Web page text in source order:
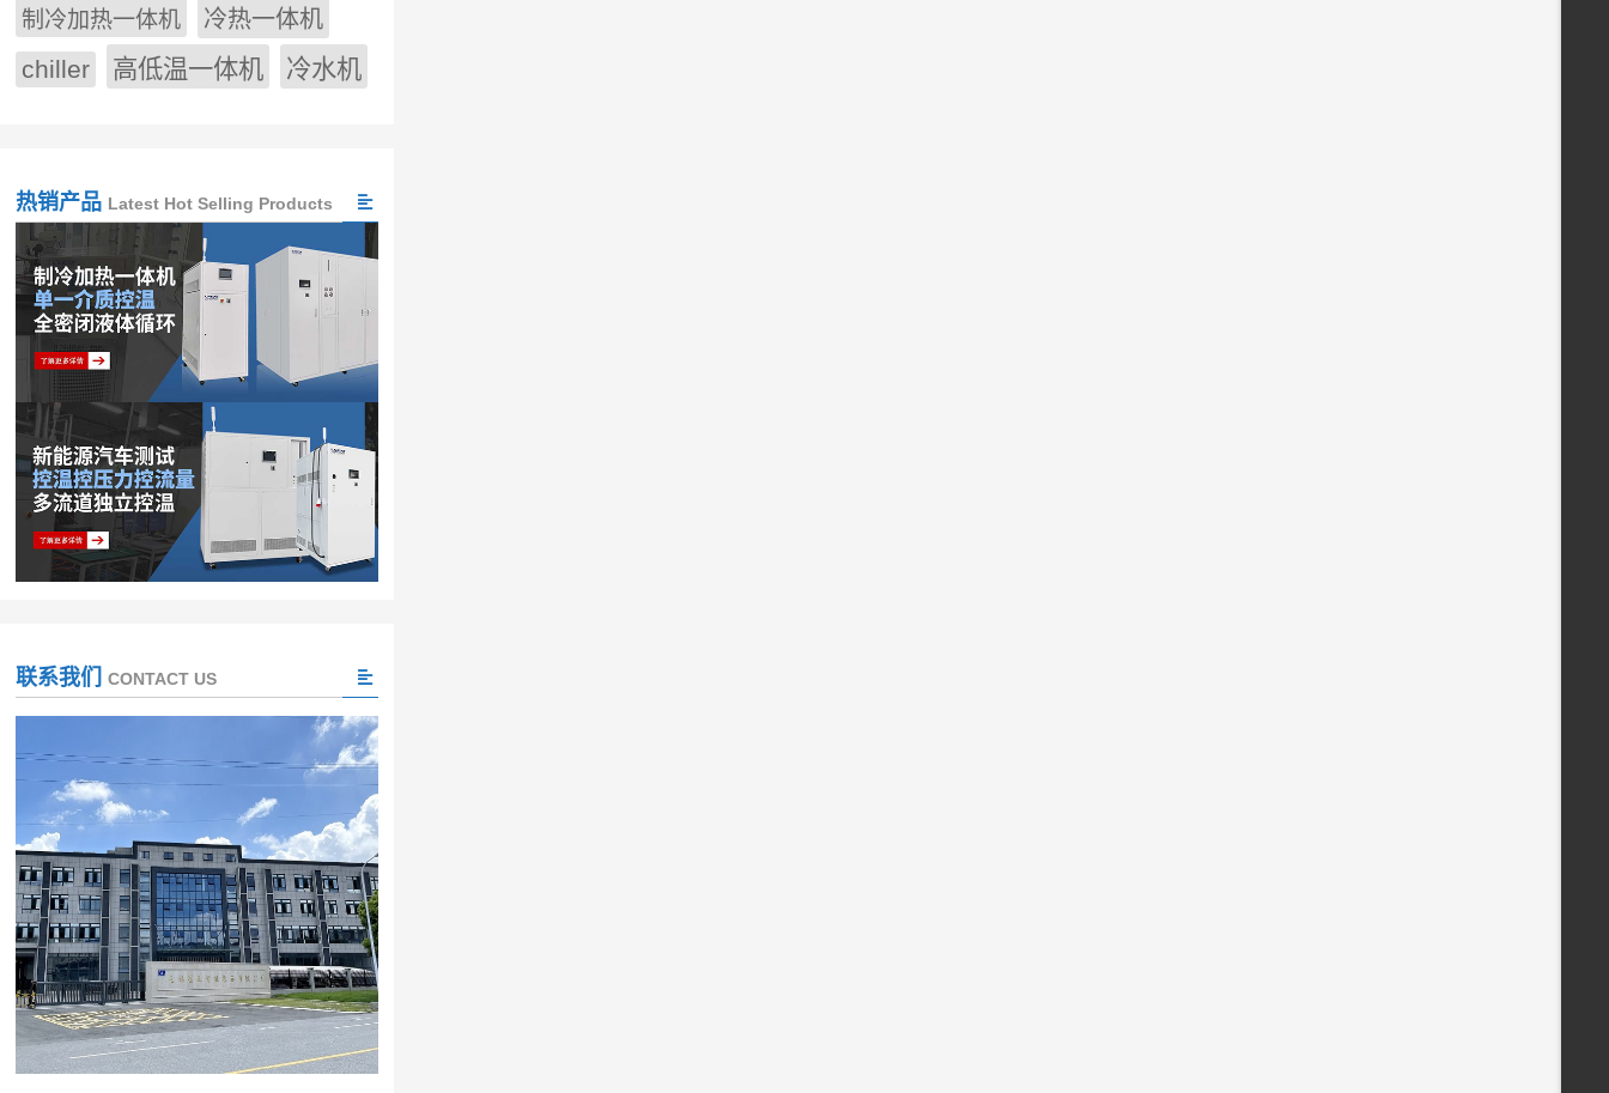
制冷加热一体机
冷热一体机
chiller 高低温一体机 冷水机
热销产品 Latest Hot Selling Products
联系我们 CONTACT US